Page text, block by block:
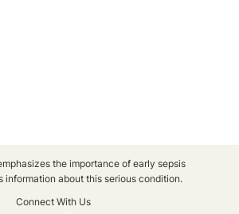
the importance of early sepsis
information about this serious condition.
Connect With Us